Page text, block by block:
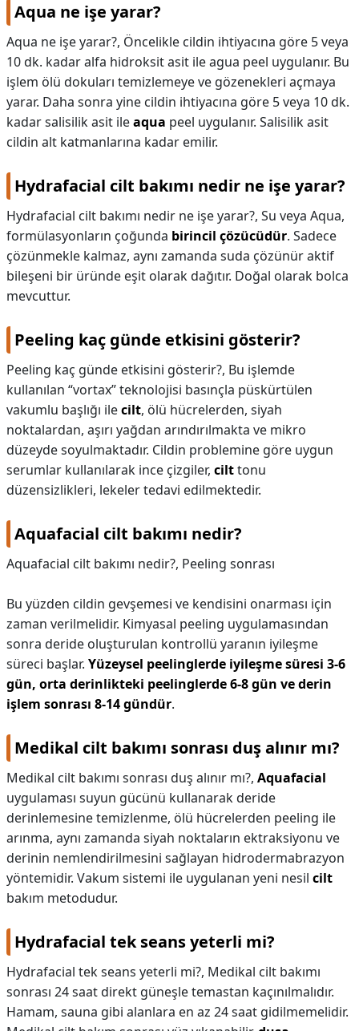
Aqua ne işe yarar?
Aqua ne işe yarar?, Öncelikle cildin ihtiyacına göre 5 veya
10 dk. kadar alfa hidroksit asit ile agua peel uygulanır. Bu
işlem ölü dokuları temizlemeye ve gözenekleri açmaya
yarar. Daha sonra yine cildin ihtiyacına göre 5 veya 10 dk.
kadar salisilik asit ileaqua peel uygulanır. Salisilik asit
cildin alt katmanlarına kadar emilir.
Hydrafacial cilt bakımı nedir ne işe yarar?
Hydrafacial cilt bakımı nedir ne işe yarar?, Su veya Aqua,
formülasyonların çoğunda birincil çözücüdür. Sadece
çözünmekle kalmaz, aynı zamanda suda çözünür aktif
bileşeni bir üründe eşit olarak dağıtır. Doğal olarak bolca
mevcuttur.
Peeling kaç günde etkisini gösterir?
Peeling kaç günde etkisini gösterir?, Bu işlemde
kullanılan “vortax” teknolojisi basınçla püskürtülen
vakumlu başlığı ilecilt, ölü hücrelerden, siyah
noktalardan, aşırı yağdan arındırılmakta ve mikro
düzeyde soyulmaktadır. Cildin problemine göre uygun
serumlar kullanılarak ince çizgiler, cilttonu
düzensizlikleri, lekeler tedavi edilmektedir.
Aquafacial cilt bakımı nedir?
Aquafacial cilt bakımı nedir?, Peeling sonrası
Bu yüzden cildin gevşemesi ve kendisini onarması için
zaman verilmelidir. Kimyasal peeling uygulamasından
sonra deride oluşturulan kontrollü yaranın iyileşme
süreci başlar. Yüzeysel peelinglerde iyileşme süresi 3-6
gün, orta derinlikteki peelinglerde 6-8 gün ve derin
işlem sonrası 8-14 gündür.
Medikal cilt bakımı sonrası duş alınır mı?
Medikal cilt bakımı sonrası duş alınır mı?, Aquafacial
uygulaması suyun gücünü kullanarak deride
derinlemesine temizlenme, ölü hücrelerden peeling ile
arınma, aynı zamanda siyah noktaların ektraksiyonu ve
derinin nemlendirilmesini sağlayan hidrodermabrazyon
yöntemidir. Vakum sistemi ile uygulanan yeni nesil cilt
bakım metodudur.
Hydrafacial tek seans yeterli mi?
Hydrafacial tek seans yeterli mi?, Medikal cilt bakımı
sonrası 24 saat direkt güneşle temastan kaçınılmalıdır.
Hamam, sauna gibi alanlara en az 24 saat gidilmemelidir.